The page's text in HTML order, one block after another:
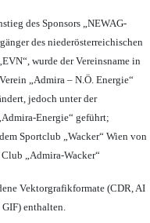
des Sponsors „NEWAG-
des niederösterreichischen
wurde der Vereinsname in
„Admira – N.Ö. Energie“
jedoch unter der
Energie“ geführt;
Sportclub „Wacker“ Wien von
„Admira-Wacker“
Vektorgrafikformate (CDR, AI
enthalten.